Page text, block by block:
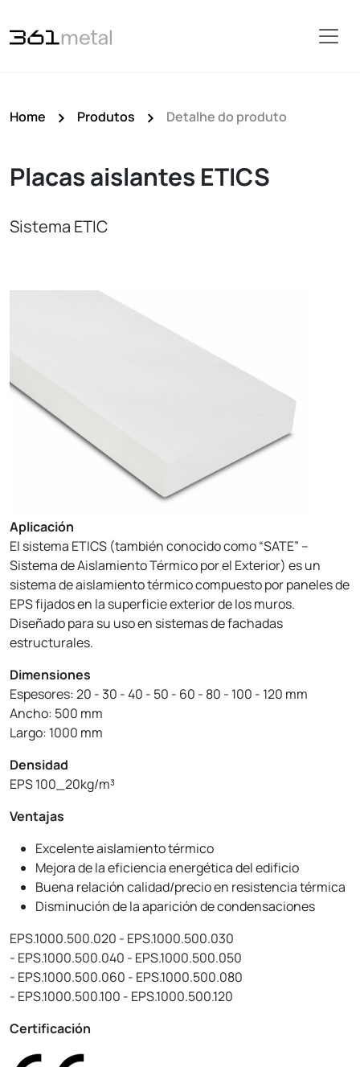
Home Produtos Detalhe do produto
Placas aislantes ETICS
Sistema ETIC
Aplicación
El sistema ETICS (también conocido como “SATE” –
Sistema de Aislamiento Térmico por el Exterior) es un
sistema de aislamiento térmico compuesto por paneles de
EPS fijados en la superficie exterior de los muros.
Diseñado para su uso en sistemas de fachadas
estructurales.
Dimensiones
Espesores: 20 - 30 - 40 - 50 - 60 - 80 - 100 - 120 mm
Ancho: 500 mm
Largo: 1000 mm
Densidad
EPS 100_20kg/m³
Ventajas
Excelente aislamiento térmico
Mejora de la eficiencia energética del edificio
Buena relación calidad/precio en resistencia térmica
Disminución de la aparición de condensaciones
EPS.1000.500.020 - EPS.1000.500.030
- EPS.1000.500.040 - EPS.1000.500.050
- EPS.1000.500.060 - EPS.1000.500.080
- EPS.1000.500.100 - EPS.1000.500.120
Certificación